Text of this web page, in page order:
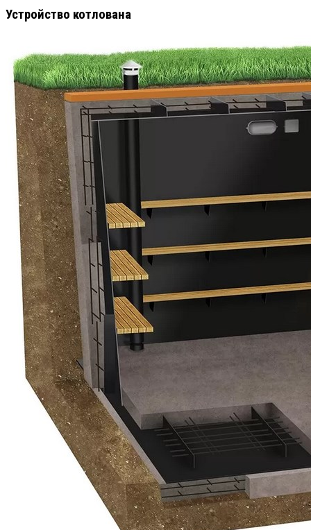
Устройство котлована